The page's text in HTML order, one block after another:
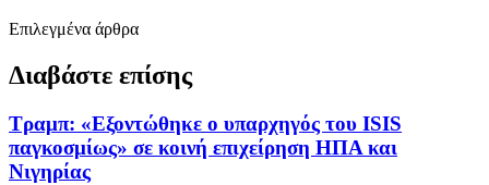
Επιλεγμένα άρθρα
Διαβάστε επίσης
Τραμπ: «Εξοντώθηκε ο υπαρχηγός του ISIS
παγκοσμίως» σε κοινή επιχείρηση ΗΠΑ και
Νιγηρίας